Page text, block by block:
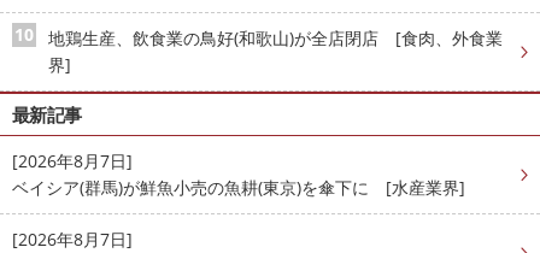
地鶏生産、飲食業の鳥好(和歌山)が全店閉店 [食肉、外食業
界]
最新記事
[2026年8月7日]
ベイシア(群馬)が鮮魚小売の魚耕(東京)を傘下に [水産業界]
[2026年8月7日]